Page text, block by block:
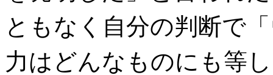
ともなく自分の判断で
力はどんなものにも等